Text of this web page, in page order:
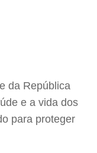
da República
e a vida dos
para proteger